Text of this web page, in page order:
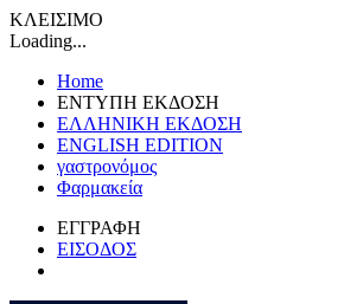
ΚΛΕΙΣΙΜΟ
Loading...
Home
ΕΝΤΥΠΗ ΕΚΔΟΣΗ
ΕΛΛΗΝΙΚΗ ΕΚΔΟΣΗ
ENGLISH EDITION
γαστρονόμος
Φαρμακεία
ΕΓΓΡΑΦΗ
ΕΙΣΟΔΟΣ